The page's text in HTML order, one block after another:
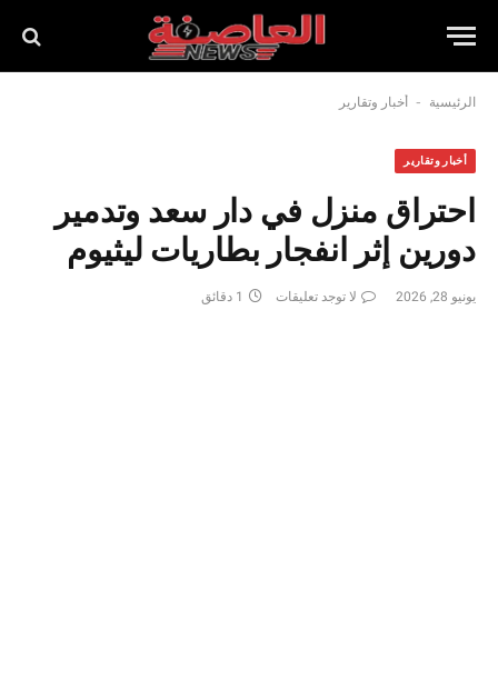
الرئيسية - أخبار وتقارير
أخبار وتقارير
احتراق منزل في دار سعد وتدمير
دورين إثر انفجار بطاريات ليثيوم
يونيو 28, 2026 لا توجد تعليقات 1 دقائق